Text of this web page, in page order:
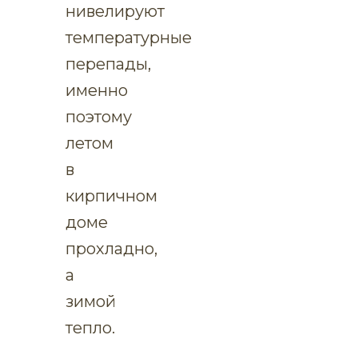
нивелируют
температурные
перепады,
именно
поэтому
летом
в
кирпичном
доме
прохладно,
а
зимой
тепло.